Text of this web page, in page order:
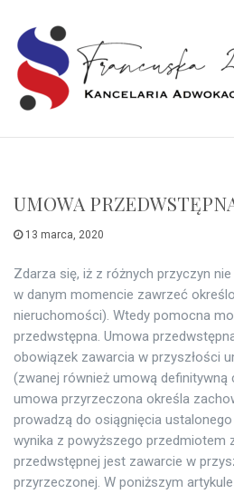
UMOWA
13 marca, 2020
Zdarza się, iż z różnych przyczyn
w danym momencie zawrzeć
nieruchomości). Wtedy pomocna
przedwstępna. Umowa
obowiązek zawarcia w przyszłości
(zwanej również umową
umowa przyrzeczona określa
prowadzą do osiągnięcia
wynika z powyższego przedmiotem
przedwstępnej jest zawarcie w
przyrzeczonej. W poniższym